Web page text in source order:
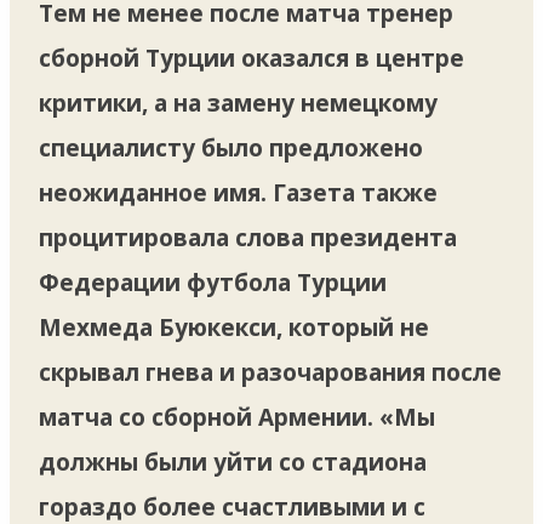
Тем не менее после матча тренер
сборной Турции оказался в центре
критики, а на замену немецкому
специалисту было предложено
неожиданное имя. Газета также
процитировала слова президента
Федерации футбола Турции
Мехмеда Буюкекси, который не
скрывал гнева и разочарования после
матча со сборной Армении. «Мы
должны были уйти со стадиона
гораздо более счастливыми и с